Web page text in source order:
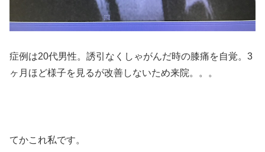
症例は20代男性。誘引なくしゃがんだ時の膝痛を自覚。3
ヶ月ほど様子を見るが改善しないため来院。。。
てかこれ私です。